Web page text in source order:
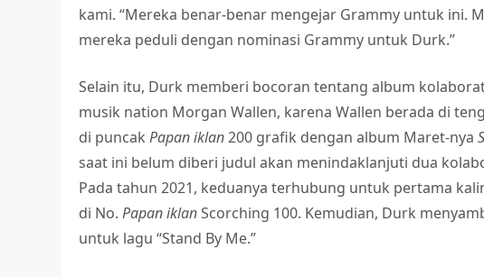
kami. “Mereka benar-benar mengejar Grammy untuk ini.
mereka peduli dengan nominasi Grammy untuk Durk.”
Selain itu, Durk memberi bocoran tentang album
musik nation Morgan Wallen, karena Wallen berada di
di puncakPapan iklan200 grafik dengan album Maret-nya
saat ini belum diberi judul akan menindaklanjuti dua
Pada tahun 2021, keduanya terhubung untuk pertama
di No.Papan iklanScorching 100. Kemudian, Durk
untuk lagu “Stand By Me.”